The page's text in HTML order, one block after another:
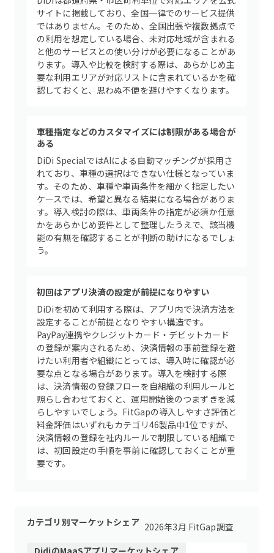
サイトに掲載しており、全国一律でのサービス提供
ではありません。そのため、全国出張や複数拠点で
の利用を想定している場合、未対応地域が含まれる
と他のサービスとの使い分けが必要になることがあ
ります。導入や比較を検討する際は、あらかじめ主
要な利用エリアが対応リストに含まれているかを確
認しておくと、思わぬ不便を避けやすくなります。
車種指定などのカスタマイズには制限がある場合が
ある
DiDi SpecialではAIによる自動マッチングが採用さ
れており、車種の選択はできない仕様となっていま
す。そのため、車種や車両条件を細かく指定したい
ケースでは、希望と異なる結果になる場合がありま
す。導入検討の際は、車両条件の指定が必須か任意
かをあらかじめ要件として整理したうえで、該当機
能の有無を確認することが判断の助けになるでしょ
う。
初回はアプリ決済の設定が前提になりやすい
DiDiを初めて利用する際は、アプリ内で決済方法を
設定することが前提となりやすい構造です。
PayPay連携やクレジットカード・デビットカード
の登録が案内されるため、決済情報の事前登録を避
けたい利用者や組織にとっては、導入時に確認が必
要な点となる場合があります。導入を検討する際
は、決済情報の登録フローを自組織の利用ルールと
照らし合わせておくと、運用開始後のつまずきを減
らしやすいでしょう。FitGapの導入しやすさ評価と
料金評価はいずれもカテゴリ46製品中1位ですが、
決済情報の登録を社内ルールで制限している組織で
は、初回設定の手順を事前に確認しておくことが重
要です。
カテゴリ別マーケットシェア 2026年3月 FitGap調査
DidiのMaaSアプリ マーケットシェア